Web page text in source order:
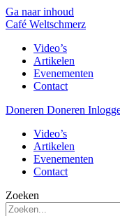
Ga naar inhoud
Café Weltschmerz
Video’s
Artikelen
Evenementen
Contact
Doneren Doneren
Video’s
Artikelen
Evenementen
Contact
Zoeken